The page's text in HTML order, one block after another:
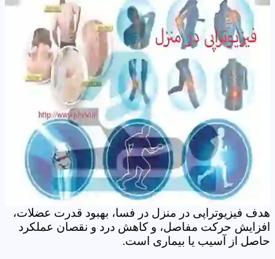
هدف فیزیوتراپی در منزل در فسا، بهبود قدرت عضلات،
افزایش حرکت مفاصل، و کاهش درد و نقصان عملکرد
حاصل از آسیب یا بیماری است.